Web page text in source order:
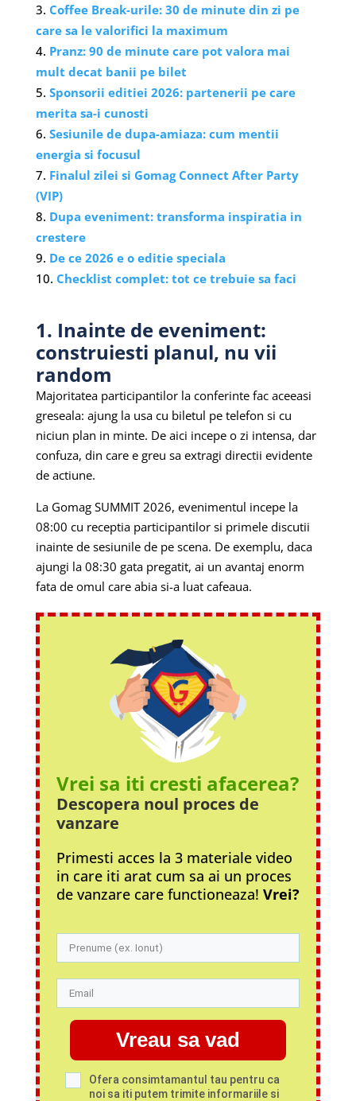
Coffee Break-urile: 30 de minute din zi pe
care sa le valorifici la maximum
Pranz: 90 de minute care pot valora mai
mult decat banii pe bilet
Sponsorii editiei 2026: partenerii pe care
merita sa-i cunosti
Sesiunile de dupa-amiaza: cum mentii
energia si focusul
Finalul zilei si Gomag Connect After Party
(VIP)
Dupa eveniment: transforma inspiratia in
crestere
De ce 2026 e o editie speciala
Checklist complet: tot ce trebuie sa faci
1. Inainte de eveniment:
construiesti planul, nu vii
random
Majoritatea participantilor la conferinte fac aceeasi
greseala: ajung la usa cu biletul pe telefon si cu
niciun plan in minte. De aici incepe o zi intensa, dar
confuza, din care e greu sa extragi directii evidente
de actiune.
La Gomag SUMMIT 2026, evenimentul incepe la
08:00 cu receptia participantilor si primele discutii
inainte de sesiunile de pe scena. De exemplu, daca
ajungi la 08:30 gata pregatit, ai un avantaj enorm
fata de omul care abia si-a luat cafeaua.
Vrei sa iti cresti afacerea?
Descopera noul procesde
vanzare
Primesti acces la 3 materiale video
in care iti arat cum sa ai un proces
de vanzare care functioneaza! Vrei?
Vreau sa vad
Ofera consimtamantul tau pentru ca
noi sa iti putem trimite informariile si